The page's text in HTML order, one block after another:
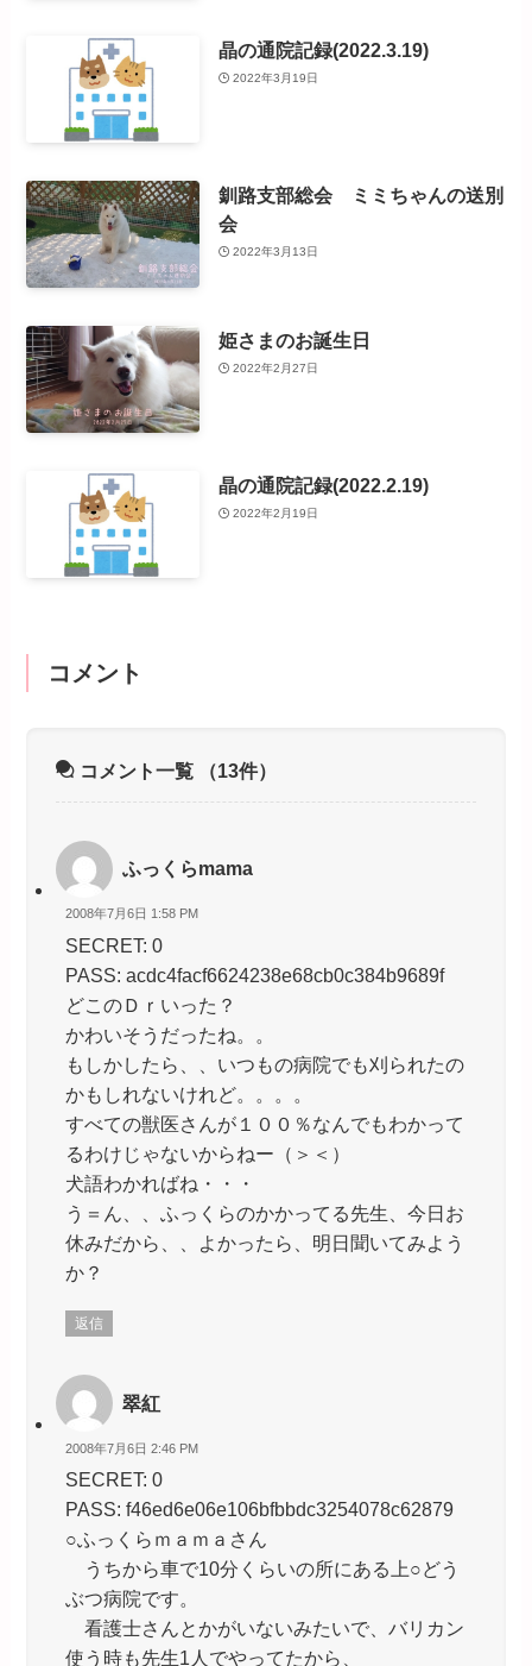
晶の通院記録(2022.3.19)
2022年3月19日
釧路支部総会 ミミちゃんの送別
会
2022年3月13日
姫さまのお誕生日
2022年2月27日
晶の通院記録(2022.2.19)
2022年2月19日
コメント
コメント一覧 （13件）
ふっくらmama
2008年7月6日 1:58 PM
SECRET: 0
PASS: acdc4facf6624238e68cb0c384b9689f
どこのＤｒいった？
かわいそうだったね。。
もしかしたら、、いつもの病院でも刈られたの
かもしれないけれど。。。。
すべての獣医さんが１００％なんでもわかって
るわけじゃないからねー（＞＜）
犬語わかればね・・・
う＝ん、、ふっくらのかかってる先生、今日お
休みだから、、よかったら、明日聞いてみよう
か？
返信
翠紅
2008年7月6日 2:46 PM
SECRET: 0
PASS: f46ed6e06e106bfbbdc3254078c62879
○ふっくらｍａｍａさん
うちから車で10分くらいの所にある上○どう
ぶつ病院です。
看護士さんとかがいないみたいで、バリカン
使う時も先生1人でやってたから、